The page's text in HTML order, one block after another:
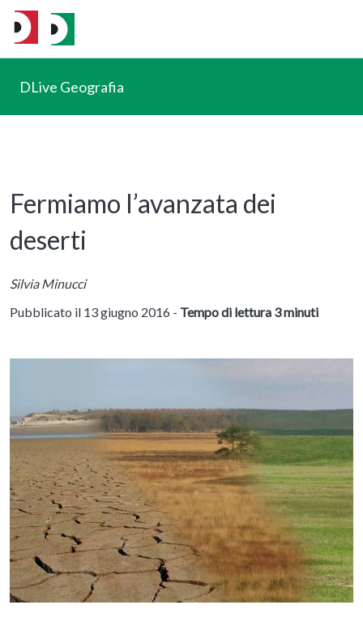
DLive Geografia
Fermiamo l’avanzata dei
deserti
Silvia Minucci
Pubblicato il 13 giugno 2016 - Tempo di lettura 3 minuti